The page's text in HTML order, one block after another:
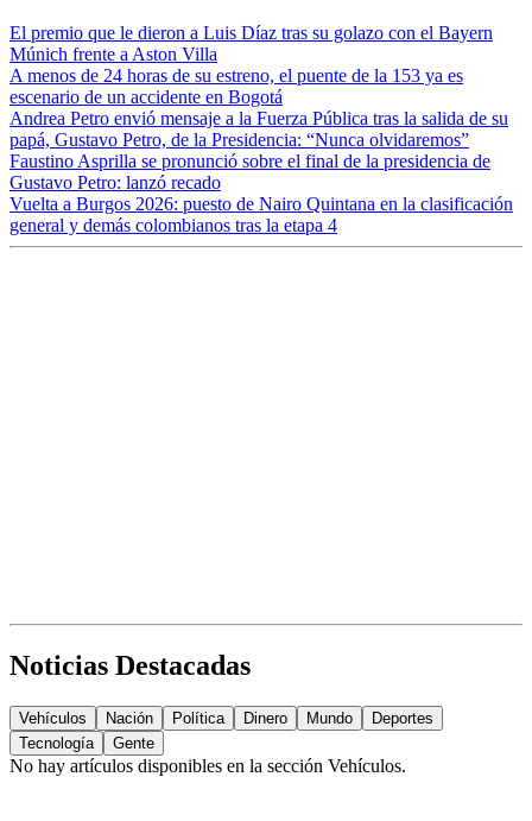
El premio que le dieron a Luis Díaz tras su golazo con el Bayern
Múnich frente a Aston Villa
A menos de 24 horas de su estreno, el puente de la 153 ya es
escenario de un accidente en Bogotá
Andrea Petro envió mensaje a la Fuerza Pública tras la salida de su
papá, Gustavo Petro, de la Presidencia: “Nunca olvidaremos”
Faustino Asprilla se pronunció sobre el final de la presidencia de
Gustavo Petro: lanzó recado
Vuelta a Burgos 2026: puesto de Nairo Quintana en la clasificación
general y demás colombianos tras la etapa 4
Noticias Destacadas
Vehículos Nación Política Dinero Mundo
Deportes
Tecnología
Gente
No hay artículos disponibles en la sección Vehículos.